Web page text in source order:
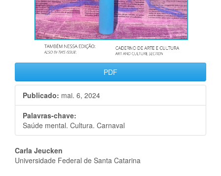
PDF
Publicado: mai. 6, 2024
Palavras-chave:
Saúde mental. Cultura. Carnaval
Conteúdo
Carla Jeucken
Universidade Federal de Santa Catarina